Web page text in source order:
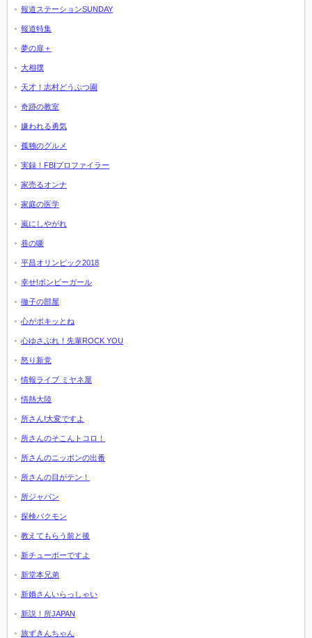
報道ステーションSUNDAY
報道特集
夢の扉＋
大相撲
天才！志村どうぶつ園
奇跡の教室
嫌われる勇気
孤独のグルメ
実録！FBIプロファイラー
家売るオンナ
家庭の医学
嵐にしやがれ
巷の噺
平昌オリンピック2018
幸せ!ボンビーガール
徹子の部屋
心がポキッとね
心ゆさぶれ！先輩ROCK YOU
怒り新党
情報ライブ ミヤネ屋
情熱大陸
所さん!大変ですよ
所さんのそこんトコロ！
所さんのニッポンの出番
所さんの目がテン！
所ジャパン
探検バクモン
教えてもらう前と後
新チューボーですよ
新堂本兄弟
新婚さんいらっしゃい
新説！所JAPAN
旅ずきんちゃん